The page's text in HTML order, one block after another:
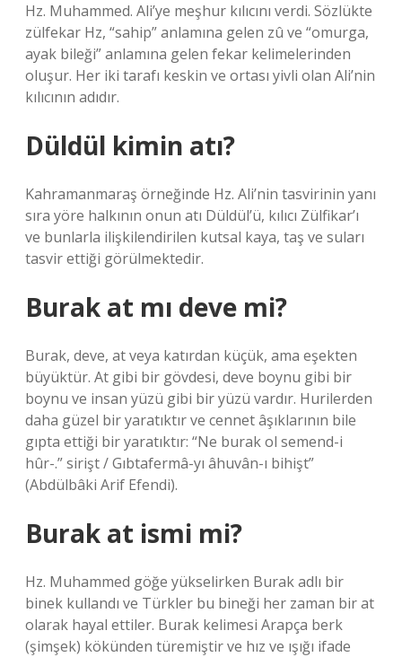
Hz. Muhammed. Ali’ye meşhur kılıcını verdi. Sözlükte
zülfekar Hz, “sahip” anlamına gelen zû ve “omurga,
ayak bileği” anlamına gelen fekar kelimelerinden
oluşur. Her iki tarafı keskin ve ortası yivli olan Ali’nin
kılıcının adıdır.
Düldül kimin atı?
Kahramanmaraş örneğinde Hz. Ali’nin tasvirinin yanı
sıra yöre halkının onun atı Düldül’ü, kılıcı Zülfikar’ı
ve bunlarla ilişkilendirilen kutsal kaya, taş ve suları
tasvir ettiği görülmektedir.
Burak at mı deve mi?
Burak, deve, at veya katırdan küçük, ama eşekten
büyüktür. At gibi bir gövdesi, deve boynu gibi bir
boynu ve insan yüzü gibi bir yüzü vardır. Hurilerden
daha güzel bir yaratıktır ve cennet âşıklarının bile
gıpta ettiği bir yaratıktır: “Ne burak ol semend-i
hûr-.” sirişt / Gıbtafermâ-yı âhuvân-ı bihişt”
(Abdülbâki Arif Efendi).
Burak at ismi mi?
Hz. Muhammed göğe yükselirken Burak adlı bir
binek kullandı ve Türkler bu bineği her zaman bir at
olarak hayal ettiler. Burak kelimesi Arapça berk
(şimşek) kökünden türemiştir ve hız ve ışığı ifade